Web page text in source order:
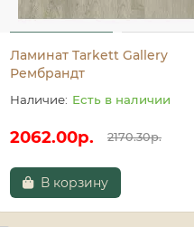
Ламинат Tarkett Gallery
Рембрандт
Есть в наличии
2062.00р. 2170.30р.
В корзину